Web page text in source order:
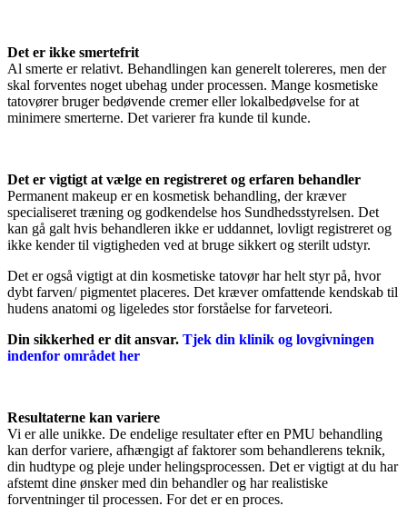
Det er ikke smertefrit
Al smerte er relativt. Behandlingen kan generelt tolereres, men der
skal forventes noget ubehag under processen. Mange kosmetiske
tatovører bruger bedøvende cremer eller lokalbedøvelse for at
minimere smerterne. Det varierer fra kunde til kunde.
Det er vigtigt at vælge en registreret og erfaren behandler
Permanent makeup er en kosmetisk behandling, der kræver
specialiseret træning og godkendelse hos Sundhedsstyrelsen. Det
kan gå galt hvis behandleren ikke er uddannet, lovligt registreret og
ikke kender til vigtigheden ved at bruge sikkert og sterilt udstyr.
Det er også vigtigt at din kosmetiske tatovør har helt styr på, hvor
dybt farven/ pigmentet placeres. Det kræver omfattende kendskab til
hudens anatomi og ligeledes stor forståelse for farveteori.
Din sikkerhed er dit ansvar. Tjek din klinik og lovgivningen
indenfor området her
Resultaterne kan variere
Vi er alle unikke. De endelige resultater efter en PMU behandling
kan derfor variere, afhængigt af faktorer som behandlerens teknik,
din hudtype og pleje under helingsprocessen. Det er vigtigt at du har
afstemt dine ønsker med din behandler og har realistiske
forventninger til processen. For det er en proces.